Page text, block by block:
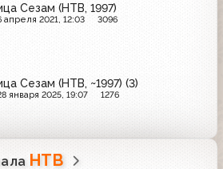
Сезам (НТВ, 1997)
апреля 2021, 12:03 3096
Сезам (НТВ, ~1997) (3)
января 2025, 19:07 1276
НТВ